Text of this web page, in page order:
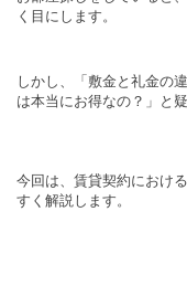
く目にします。
しかし、「敷金と礼金の
は本当にお得なの？」と
今回は、賃貸契約におけ
すく解説します。